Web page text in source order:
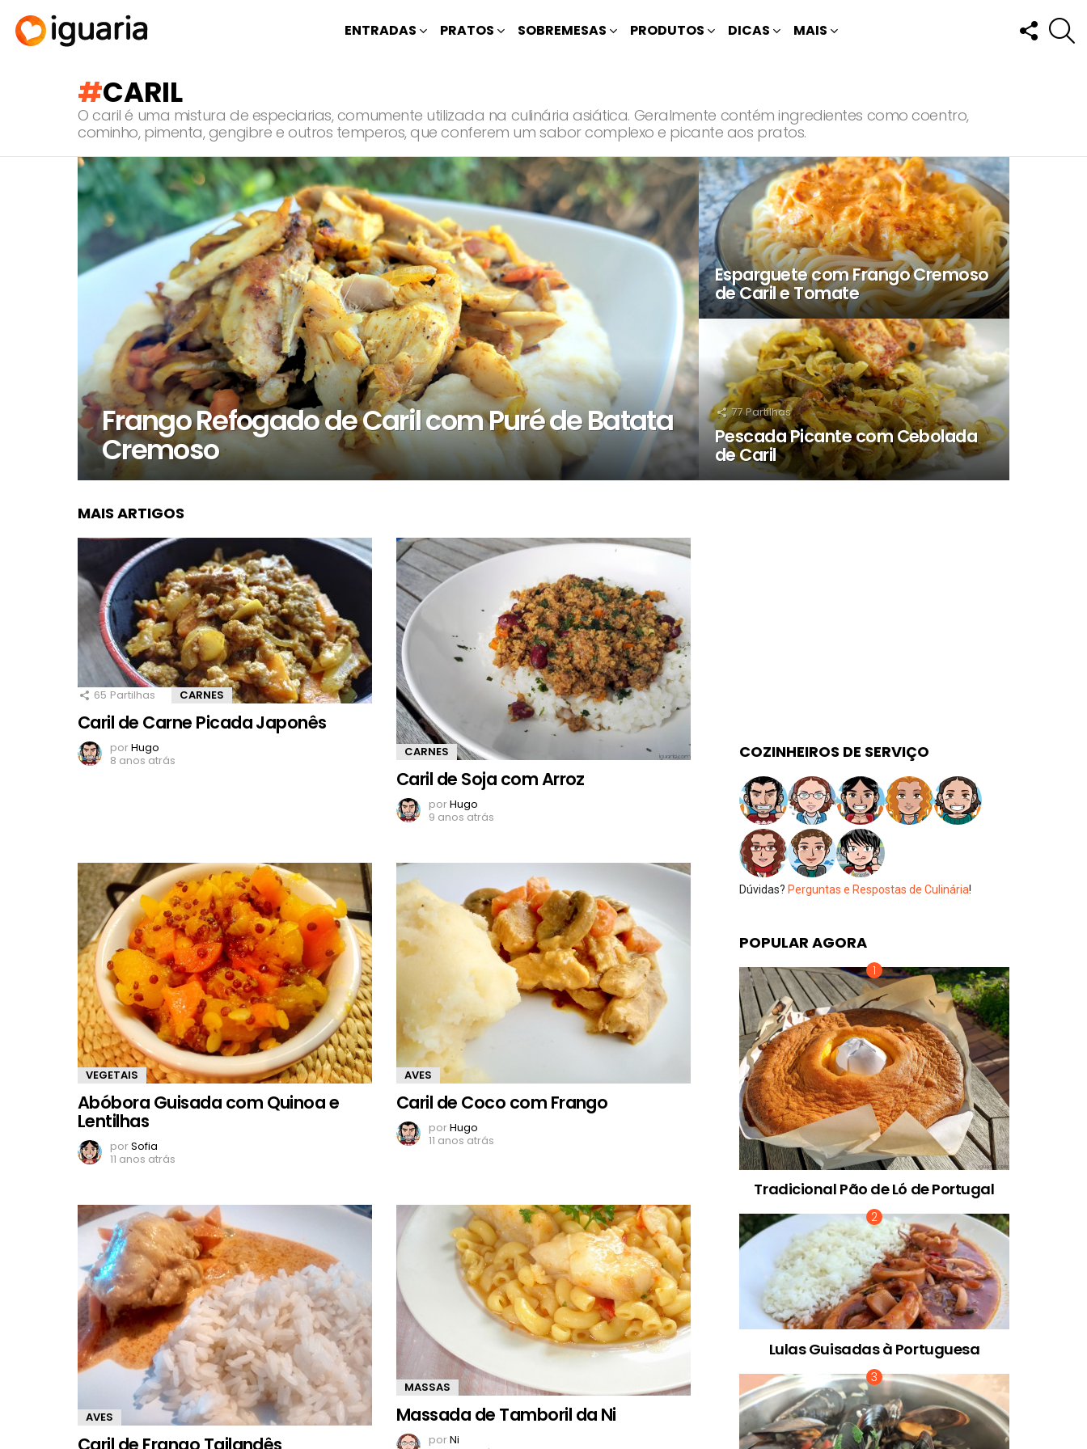
ENTRADAS PRATOS SOBREMESAS PRODUTOS DICAS MAIS
FOLLOW
US
CARIL
O caril é uma mistura de especiarias, comumente utilizada na culinária asiática. Geralmente contém ingredientes como coentro,
cominho, pimenta, gengibre e outros temperos, que conferem um sabor complexo e picante aos pratos.
RECOMENDADOS
Frango Refogado de Caril com Puré de Batata
Cremoso
Esparguete com Frango Cremoso
de Caril e Tomate
77 Partilhas
Pescada Picante com Cebolada
de Caril
MAIS ARTIGOS
65 Partilhas CARNES
Caril de Carne Picada Japonês
porHugo
8 anos atrás
CARNES
Caril de Soja com Arroz
porHugo
9 anos atrás
VEGETAIS
Abóbora Guisada com Quinoa e
Lentilhas
porSofia
11 anos atrás
AVES
Caril de Coco com Frango
porHugo
11 anos atrás
AVES
MASSAS
Massada de Tamboril da Ni
porNi
COZINHEIROS DE SERVIÇO
Dúvidas? Perguntas e Respostas de Culinária!
POPULAR AGORA
Tradicional Pão de Ló de Portugal
Lulas Guisadas à Portuguesa